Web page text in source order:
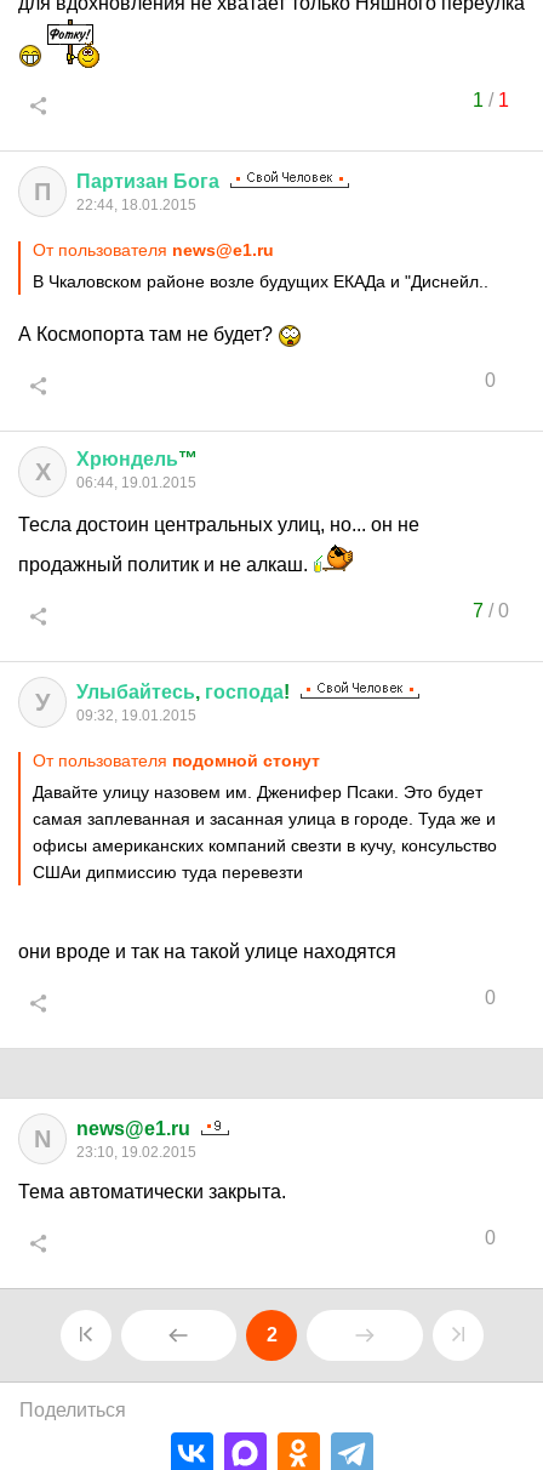
1 / 1
П Партизан Бога
22:44, 18.01.2015
От пользователя news@e1.ru
В Чкаловском районе возле будущих ЕКАДа и "Диснейл..
А Космопорта там не будет?
0
Х Хрюндель™
06:44, 19.01.2015
Тесла достоин центральных улиц, но... он не
продажный политик и не алкаш.
7/0
У Улыбайтесь, господа!
09:32, 19.01.2015
От пользователя подомной стонут
Давайте улицу назовем им. Дженифер Псаки. Это будет
самая заплеванная и засанная улица в городе. Туда же и
офисы американских компаний свезти в кучу, консульство
СШАи дипмиссию туда перевезти
они вроде и так на такой улице находятся
0
N news@e1.ru
23:10, 19.02.2015
Тема автоматически закрыта.
0
2
Поделиться